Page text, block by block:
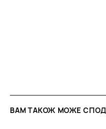
ВАМ ТАКОЖ МОЖЕ